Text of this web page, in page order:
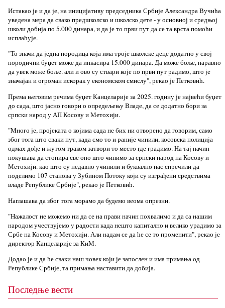
Истакао је и да је, на иницијативу председника Србије Александра Вучића
уведена мера да свако предшколско и школско дете - у основној и средњој
школи добија по 5.000 динара, и да је то први пут да се та врста помоћи
исплаћује.
"То значи да једна породица која има троје школске деце додатно у свој
породични буџет може да инкасира 15.000 динара. Да може боље, наравно
да увек може боље. али и ово су ствари које по први пут радимо, што је
значајан и огроман искорак у економском смислу", рекао је Петковић.
Према његовим речима буџет Канцеларије за 2025. годину је највећи буџет
до сада, што јасно говори о опредељењу Владе, да се додатно бори за
српски народ у АП Косову и Метохији.
"Много је, пројеката о којима сада не бих ни отворено да говорим, само
због тога што сваки пут, када смо то и раније чинили, косовска полиција
одмах дође и жутом траком затвори то место где градимо. На тај начин
покушава да стопира све оно што чинимо за српски народ на Косову и
Метохији. као што су недавно учинили и буквално нас спречили да
поделимо 107 станова у Зубином Потоку који су изграђени средствима
владе Републике Србије", рекао је Петковић.
Наглашава да због тога морамо да будемо веома опрезни.
"Нажалост не можемо ни да се на прави начин похвалимо и да са нашим
народом учествујемо у радости када нешто капитално и велико урадимо за
Србе на Косову и Метохији. Али надам се да ће се то променити", рекао је
директор Канцеларије за КиМ.
Додао је и да ће сваки наш човек који је запослен и има примања од
Републике Србије, та примања наставити да добија.
Последње вести